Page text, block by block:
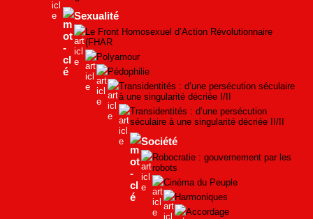
Sexualité
Le Front Homosexuel d’Action Révolutionnaire
(FHAR
Polyamour
Pédophilie
Transidentités : d’une persécution séculaire
à une singularité décriée I/II
Transidentités : d’une persécution
séculaire à une singularité décriée II/II
Société
Robocratie : gouvernement par les
robots
Cinéma du Peuple
Harmoniques
Accordage